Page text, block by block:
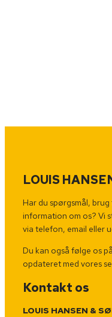
LOUIS
Har du spørgsmål,
information om os? Vi
via telefon, email eller
Du kan også følge os
opdateret med vores
Kontakt os
LOUIS HANSEN &